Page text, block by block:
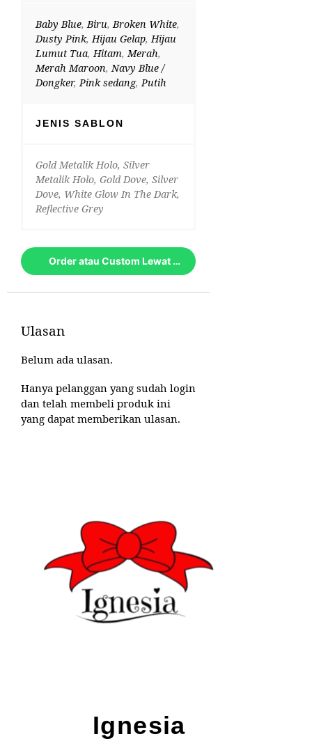
Baby Blue,Biru,Broken White,
Dusty Pink,Hijau Gelap,Hijau
Lumut Tua,Hitam,Merah,
Merah Maroon,Navy Blue /
Dongker,Pink sedang,Putih
JENIS SABLON
Gold Metalik Holo, Silver
Metalik Holo, Gold Dove, Silver
Dove, White Glow In The Dark,
Reflective Grey
Order atau Custom Lewat Whatsapp
Ulasan
Belum ada ulasan.
Hanya pelanggan yang sudah login
dan telah membeli produk ini
yang dapat memberikan ulasan.
Ignesia